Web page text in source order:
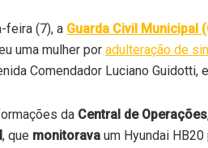
feira (7), a Guarda Civil Municipal
uma mulher por adulteração de
Comendador Luciano Guidotti,
da Central de Operações
, que monitorava um Hyundai HB20